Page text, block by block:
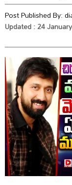
Post Published By:
Updated : 24